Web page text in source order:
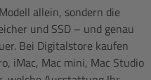
allein, sondern die
und SSD – und genau
Bei Digitalstore kaufen
iMac, Mac mini, Mac Studio